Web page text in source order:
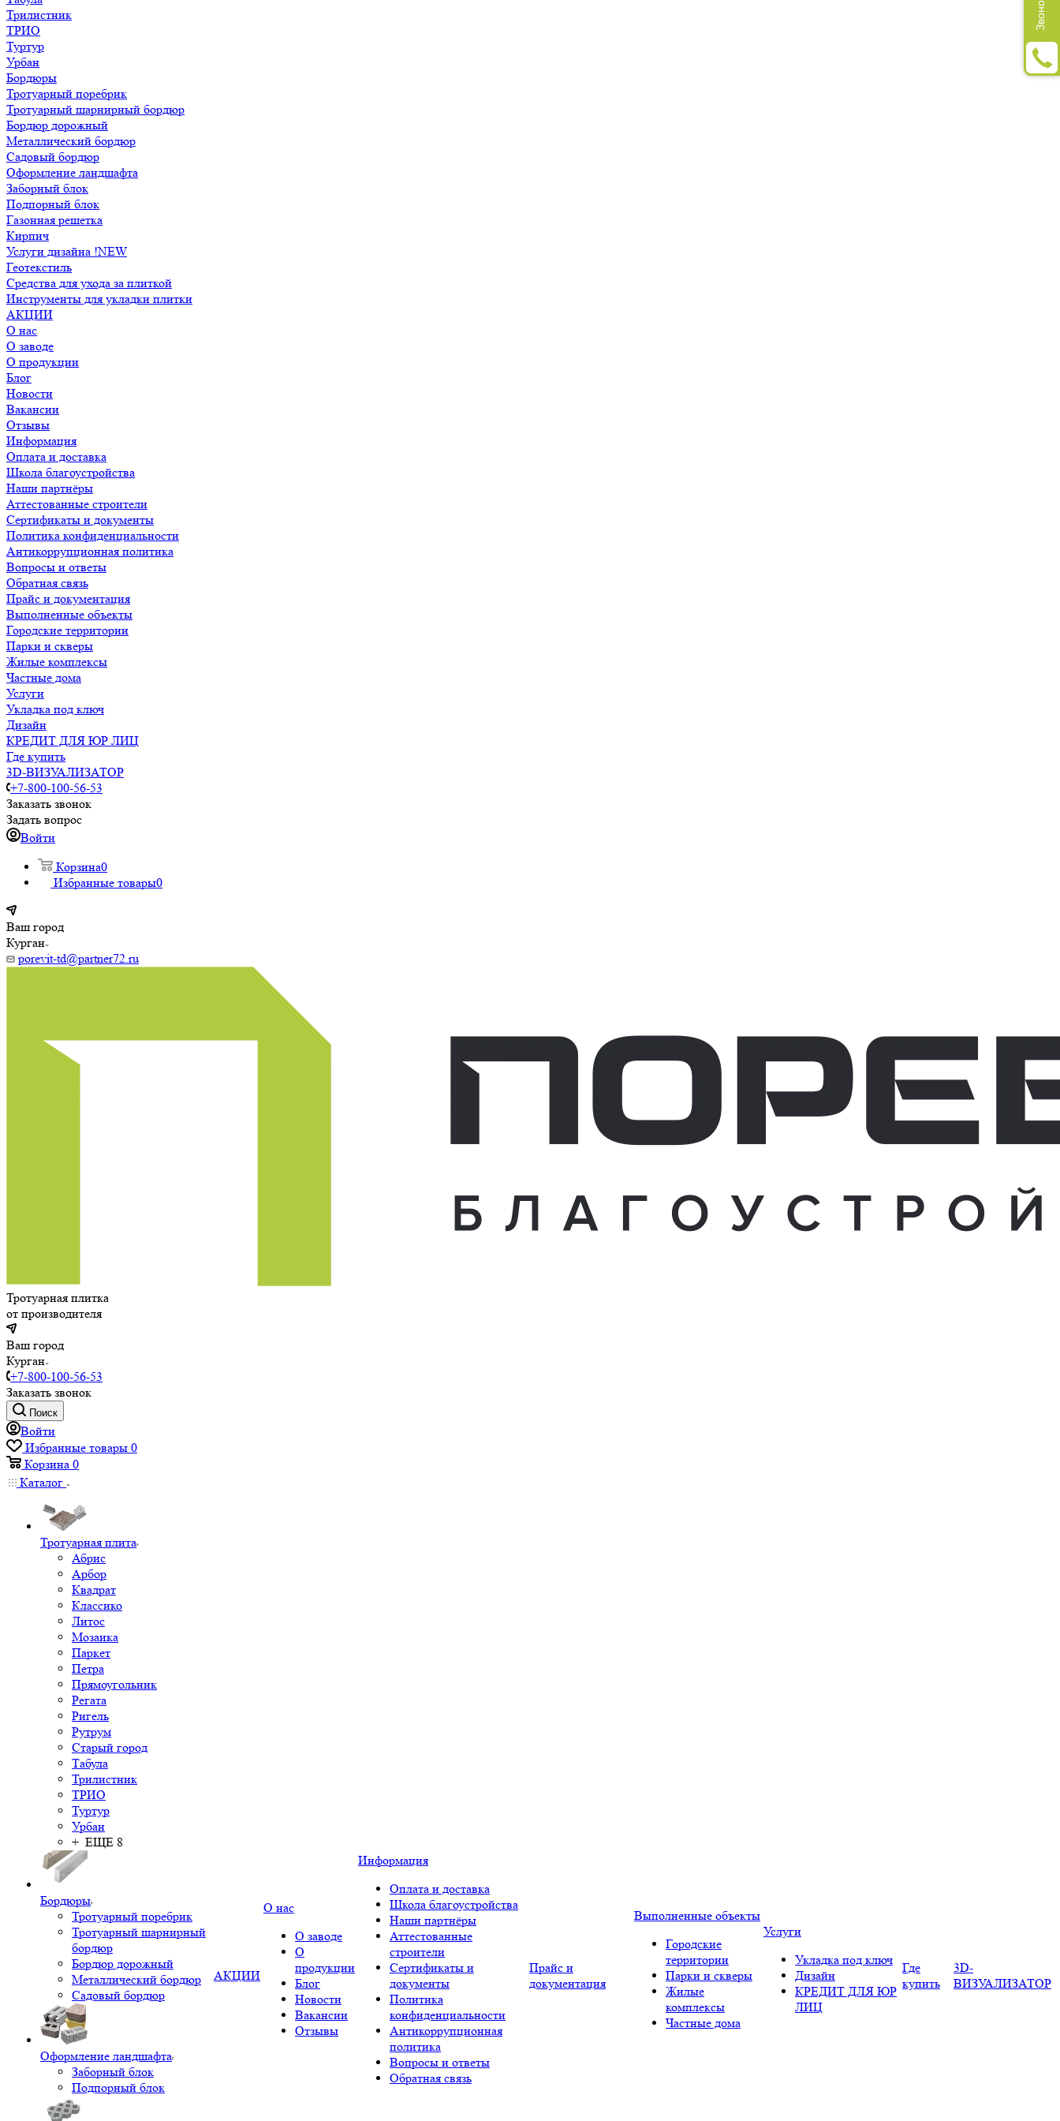
Трилистник
ТРИО
Туртур
Урбан
Бордюры
Тротуарный поребрик
Тротуарный шарнирный бордюр
Бордюр дорожный
Металлический бордюр
Садовый бордюр
Оформление ландшафта
Заборный блок
Подпорный блок
Газонная решетка
Кирпич
Услуги дизайна !NEW
Геотекстиль
Средства для ухода за плиткой
Инструменты для укладки плитки
АКЦИИ
О нас
О заводе
О продукции
Блог
Новости
Вакансии
Отзывы
Информация
Оплата и доставка
Школа благоустройства
Наши партнёры
Аттестованные строители
Сертификаты и документы
Политика конфиденциальности
Антикоррупционная политика
Вопросы и ответы
Обратная связь
Прайс и документация
Выполненные объекты
Городские территории
Парки и скверы
Жилые комплексы
Частные дома
Услуги
Укладка под ключ
Дизайн
КРЕДИТ ДЛЯ ЮР ЛИЦ
Где купить
3D-ВИЗУАЛИЗАТОР
+7-800-100-56-53
Заказать звонок
Задать вопрос
Войти
Корзина0
Избранные товары0
Ваш город
Курган
porevit-td@partner72.ru
Тротуарная плитка
от производителя
Ваш город
Курган
+7-800-100-56-53
Заказать звонок
Поиск
Войти
Избранные товары 0
Корзина 0
Каталог
Тротуарная плита
Абрис
Арбор
Квадрат
Классико
Литос
Мозаика
Паркет
Петра
Прямоугольник
Регата
Ригель
Рутрум
Старый город
Табула
Трилистник
ТРИО
Туртур
Урбан
+ ЕЩЕ 8
Бордюры
Тротуарный поребрик
Тротуарный шарнирный
бордюр
Бордюр дорожный
Металлический бордюр
Садовый бордюр
Оформление ландшафта
Заборный блок
Подпорный блок
АКЦИИ
О нас
О заводе
О
продукции
Блог
Новости
Вакансии
Отзывы
Информация
Оплата и доставка
Школа благоустройства
Наши партнёры
Аттестованные
строители
Сертификаты и
документы
Политика
конфиденциальности
Антикоррупционная
политика
Вопросы и ответы
Обратная связь
Прайс и
документация
Выполненные объекты
Городские
территории
Парки и скверы
Жилые
комплексы
Частные дома
Услуги
Укладка под ключ
Дизайн
КРЕДИТ ДЛЯ ЮР
ЛИЦ
Где
купить
3D-
ВИЗУАЛИЗАТОР